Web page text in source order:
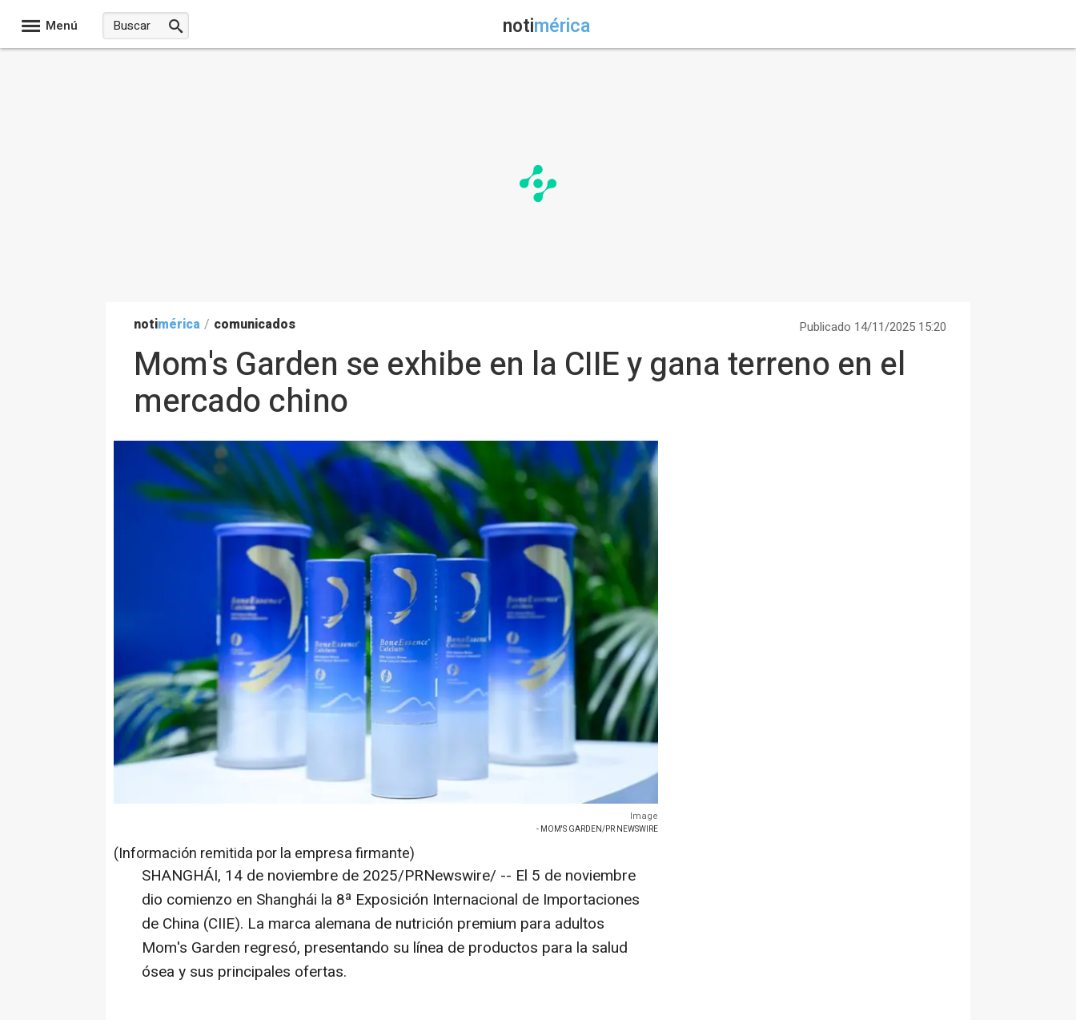
Menú notimérica
notimérica / comunicados Publicado 14/11/2025 15:20
Mom's Garden se exhibe en la CIIE y gana terreno en el
mercado chino
Image
- MOM'S GARDEN/PR NEWSWIRE
(Información remitida por la empresa firmante)
SHANGHÁI, 14 de noviembre de 2025/PRNewswire/ -- El 5 de noviembre
dio comienzo en Shanghái la 8ª Exposición Internacional de Importaciones
de China (CIIE). La marca alemana de nutrición premium para adultos
Mom's Garden regresó, presentando su línea de productos para la salud
ósea y sus principales ofertas.